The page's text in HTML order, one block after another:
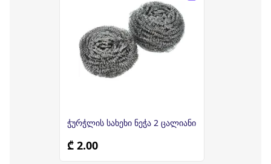
ჭურჭლის სახეხი ნეჭა 2 ცალიანი
₾ 2.00